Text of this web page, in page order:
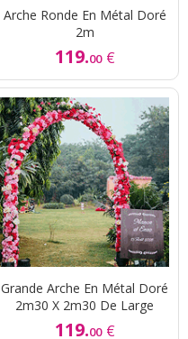
Arche Ronde En Métal Doré
2m
119.00 €
Grande Arche En Métal Doré
2m30 X 2m30 De Large
119.00 €